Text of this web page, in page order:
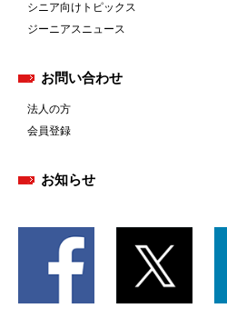
シニア向けトピックス
ジーニアスニュース
お問い合わせ
法人の方
会員登録
お知らせ